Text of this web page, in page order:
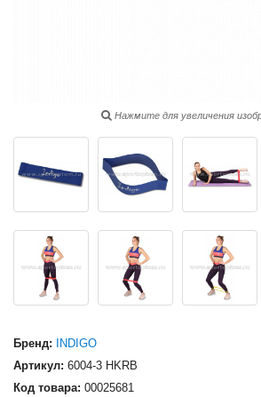
Нажмите для увеличения
Бренд:
INDIGO
Артикул: 6004-3 HKRB
Код товара: 00025681